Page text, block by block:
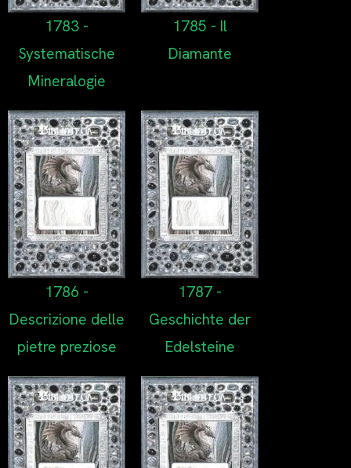
1783 -
Systematische
Mineralogie
1785 - Il
Diamante
1786 -
Descrizione delle
pietre preziose
1787 -
Geschichte der
Edelsteine